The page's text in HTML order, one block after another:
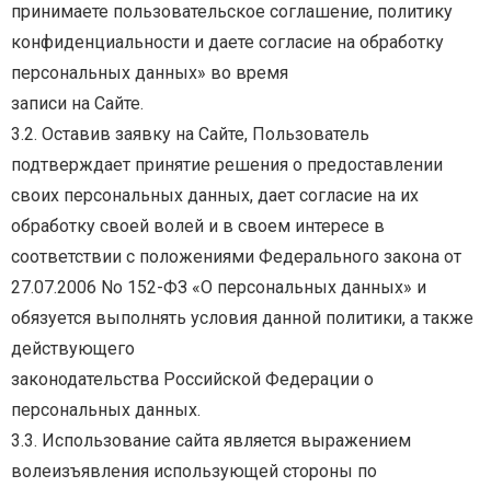
принимаете пользовательское соглашение, политику
конфиденциальности и даете согласие на обработку
персональных данных» во время
записи на Сайте.
3.2. Оставив заявку на Сайте, Пользователь
подтверждает принятие решения о предоставлении
своих персональных данных, дает согласие на их
обработку своей волей и в своем интересе в
соответствии с положениями Федерального закона от
27.07.2006 No 152-ФЗ «О персональных данных» и
обязуется выполнять условия данной политики, а также
действующего
законодательства Российской Федерации о
персональных данных.
3.3. Использование сайта является выражением
волеизъявления использующей стороны по